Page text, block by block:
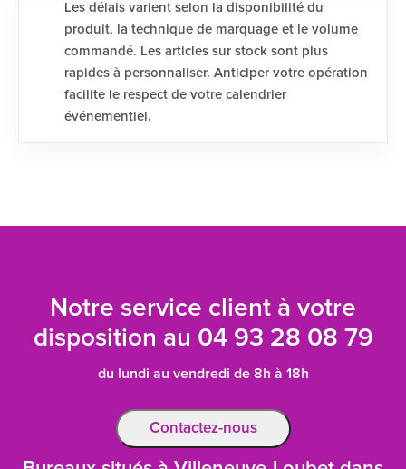
Les délais varient selon la disponibilité du
produit, la technique de marquage et le volume
commandé. Les articles sur stock sont plus
rapides à personnaliser. Anticiper votre opération
facilite le respect de votre calendrier
événementiel.
Notre service client à votre
disposition au 04 93 28 08 79
du lundi au vendredi de 8h à 18h
Contactez-nous